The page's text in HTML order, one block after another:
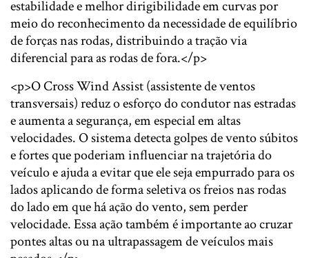
estabilidade e melhor dirigibilidade em curvas por
meio do reconhecimento da necessidade de equilíbrio
de forças nas rodas, distribuindo a tração via
diferencial para as rodas de fora.</p>
<p>O Cross Wind Assist (assistente de ventos
transversais) reduz o esforço do condutor nas estradas
e aumenta a segurança, em especial em altas
velocidades. O sistema detecta golpes de vento súbitos
e fortes que poderiam influenciar na trajetória do
veículo e ajuda a evitar que ele seja empurrado para os
lados aplicando de forma seletiva os freios nas rodas
do lado em que há ação do vento, sem perder
velocidade. Essa ação também é importante ao cruzar
pontes altas ou na ultrapassagem de veículos mais